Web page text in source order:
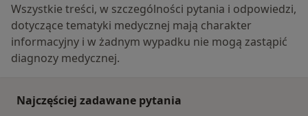
Wszystkie treści, w szczególności pytania i odpowiedzi,
dotyczące tematyki medycznej mają charakter
informacyjny i w żadnym wypadku nie mogą zastąpić
diagnozy medycznej.
Najczęściej zadawane pytania